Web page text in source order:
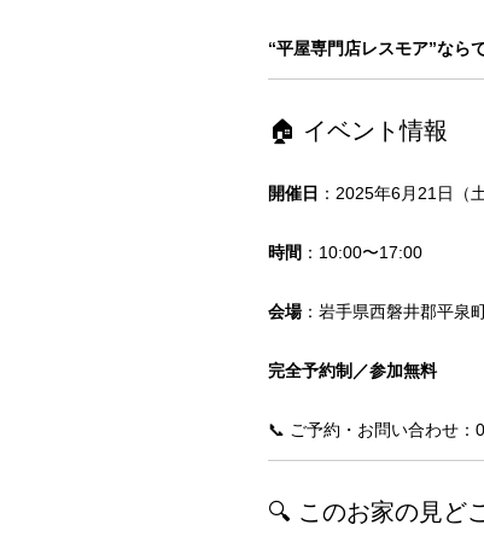
“平屋専門店レスモア”なら
🏠 イベント情報
開催日 ：2025年6月21日（
時間 ：10:00〜17:00
会場：岩手県西磐井郡平泉
完全予約制／参加無料
📞 ご予約・お問い合わせ：
🔍 このお家の見ど